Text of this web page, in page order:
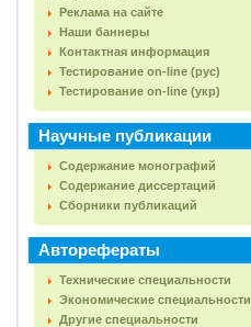
Реклама на сайте
Наши баннеры
Контактная информация
Тестирование on-line (рус)
Тестирование on-line (укр)
Научные публикации
Содержание монографий
Содержание диссертаций
Сборники публикаций
Авторефераты
Технические специальности
Экономические специальности
Другие специальности